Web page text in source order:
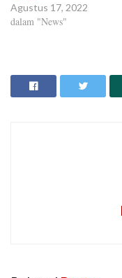
Agustus 17, 2022
dalam "News"